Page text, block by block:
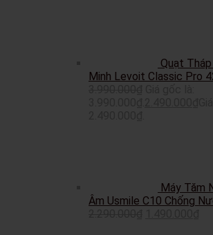
Quạt
Minh Levoit Classic Pro
Máy Tăm
Âm Usmile C10 Chống